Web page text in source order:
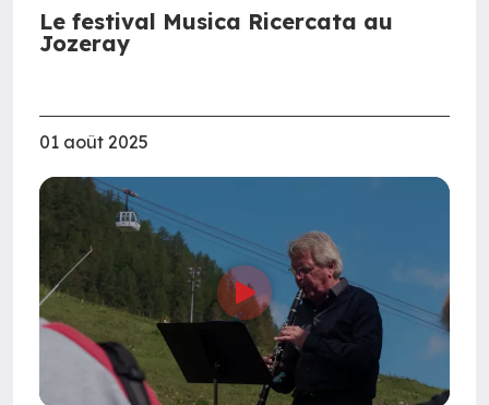
Le festival Musica Ricercata au
Jozeray
01 août 2025